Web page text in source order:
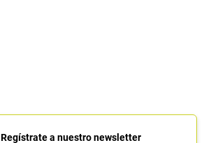
Regístrate a nuestro newsletter